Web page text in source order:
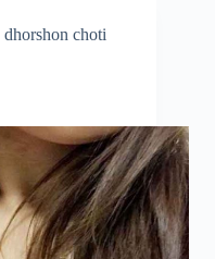
dhorshon choti